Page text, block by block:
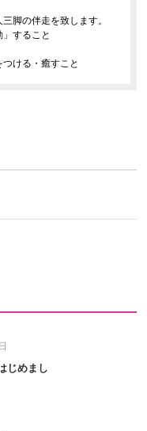
脚の伴走を致します。
すること
ける・癒すこと
じめまし